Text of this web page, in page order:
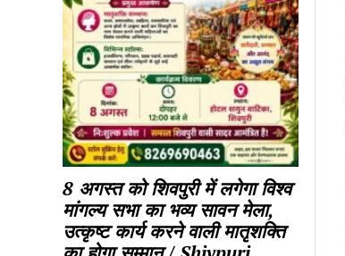
8 अगस्त को शिवपुरी में लगेगा विश्व
मांगल्य सभा का भव्य सावन मेला,
उत्कृष्ट कार्य करने वाली मातृशक्ति